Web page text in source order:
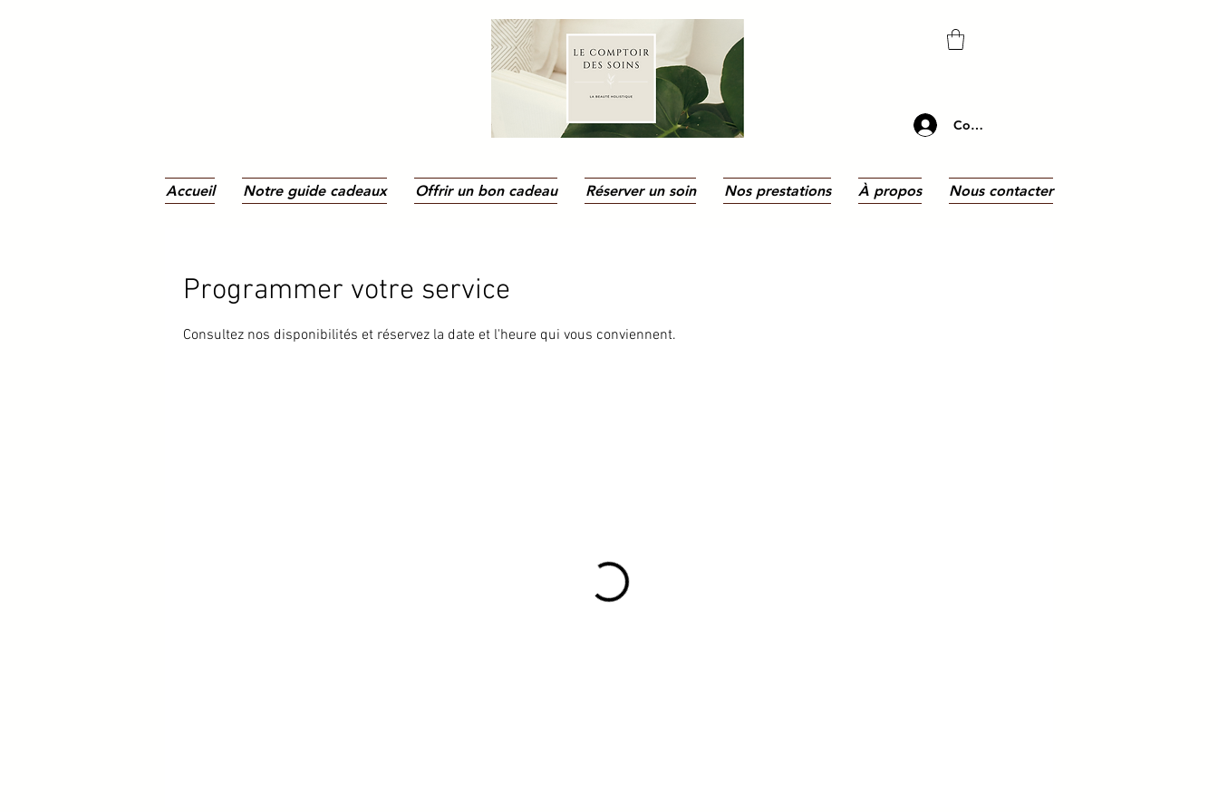
Connectez-vous
Accueil Notre guide cadeaux Offrir un bon cadeau Réserver un soin Nos prestations À propos Nous contacter
Programmer votre service
Consultez nos disponibilités et réservez la date et l'heure qui vous conviennent.